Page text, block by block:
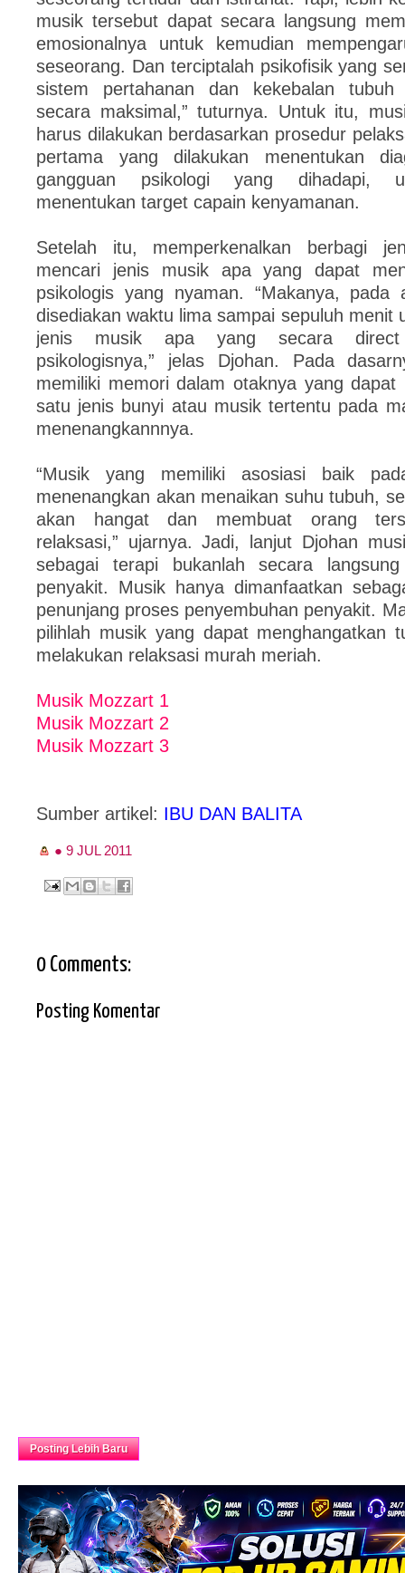
musik tersebut dapat secara langsung
emosionalnya untuk kemudian
seseorang. Dan terciptalah psikofisik yang
sistem pertahanan dan kekebalan tubuh
secara maksimal,” tuturnya. Untuk itu,
harus dilakukan berdasarkan prosedur
pertama yang dilakukan menentukan
gangguan psikologi yang dihadapi,
menentukan target capain kenyamanan.
Setelah itu, memperkenalkan berbagi
mencari jenis musik apa yang dapat
psikologis yang nyaman. “Makanya, pada
disediakan waktu lima sampai sepuluh menit
jenis musik apa yang secara direct
psikologisnya,” jelas Djohan. Pada
memiliki memori dalam otaknya yang dapat
satu jenis bunyi atau musik tertentu pada
menenangkannnya.
“Musik yang memiliki asosiasi baik
menenangkan akan menaikan suhu tubuh,
akan hangat dan membuat orang
relaksasi,” ujarnya. Jadi, lanjut Djohan
sebagai terapi bukanlah secara langsung
penyakit. Musik hanya dimanfaatkan
penunjang proses penyembuhan penyakit.
pilihlah musik yang dapat menghangatkan
melakukan relaksasi murah meriah.
Musik Mozzart 1
Musik Mozzart 2
Musik Mozzart 3
Sumber artikel: IBU DAN BALITA
● 9 JUL 2011
0 Comments:
Posting Komentar
Posting Lebih Baru